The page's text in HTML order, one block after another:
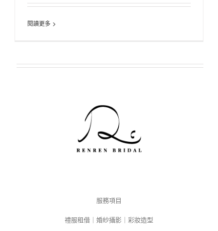
閱讀更多
服務項目
禮服租借｜婚紗攝影｜彩妝造型